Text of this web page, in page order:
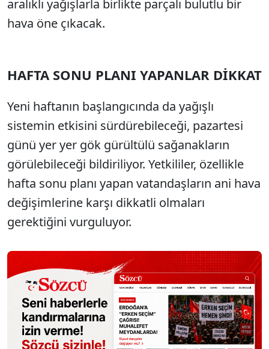
aralıklı yağışlarla birlikte parçalı bulutlu bir
hava öne çıkacak.
HAFTA SONU PLANI YAPANLAR DİKKAT
Yeni haftanın başlangıcında da yağışlı
sistemin etkisini sürdürebileceği, pazartesi
günü yer yer gök gürültülü sağanakların
görülebileceği bildiriliyor. Yetkililer, özellikle
hafta sonu planı yapan vatandaşların ani hava
değişimlerine karşı dikkatli olmaları
gerektiğini vurguluyor.